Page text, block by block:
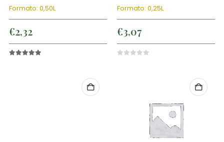
Formato: 0,50L
€2,32
Formato: 0,25L
€3,07